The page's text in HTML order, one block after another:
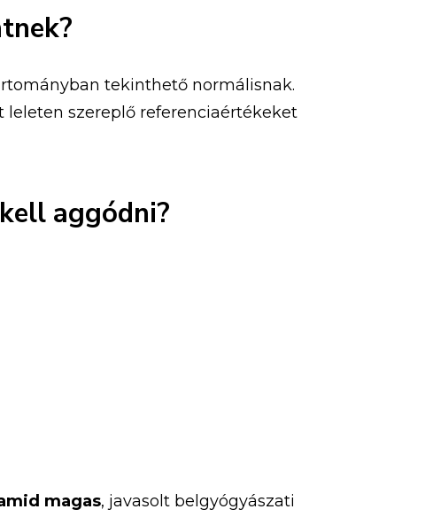
tekinthető normálisnak.
leleten szereplő referenciaértékeket
kell aggódni?
magas, javasolt belgyógyászati